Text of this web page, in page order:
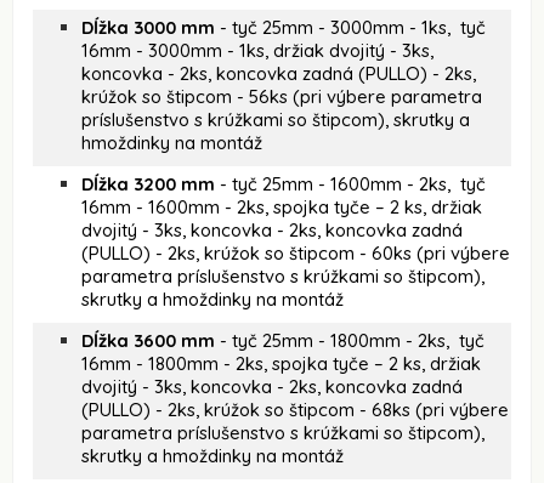
Dĺžka 3000 mm - tyč 25mm - 3000mm - 1ks, tyč
16mm - 3000mm - 1ks, držiak dvojitý - 3ks,
koncovka - 2ks, koncovka zadná (PULLO) - 2ks,
krúžok so štipcom - 56ks (pri výbere parametra
príslušenstvo s krúžkami so štipcom), skrutky a
hmoždinky na montáž
Dĺžka 3200 mm - tyč 25mm - 1600mm - 2ks, tyč
16mm - 1600mm - 2ks, spojka tyče – 2 ks, držiak
dvojitý - 3ks, koncovka - 2ks, koncovka zadná
(PULLO) - 2ks, krúžok so štipcom - 60ks (pri výbere
parametra príslušenstvo s krúžkami so štipcom),
skrutky a hmoždinky na montáž
Dĺžka 3600 mm - tyč 25mm - 1800mm - 2ks, tyč
16mm - 1800mm - 2ks, spojka tyče – 2 ks, držiak
dvojitý - 3ks, koncovka - 2ks, koncovka zadná
(PULLO) - 2ks, krúžok so štipcom - 68ks (pri výbere
parametra príslušenstvo s krúžkami so štipcom),
skrutky a hmoždinky na montáž